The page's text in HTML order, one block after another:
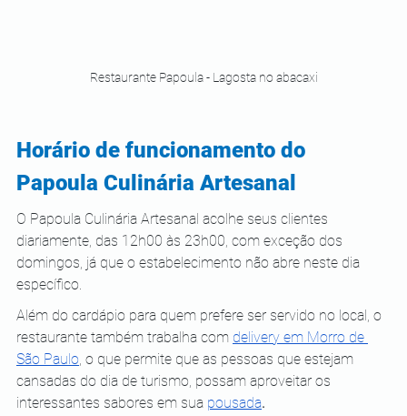
Restaurante Papoula - Lagosta no abacaxi
Horário de funcionamento do
Papoula Culinária Artesanal
O Papoula Culinária Artesanal acolhe seus clientes
diariamente, das 12h00 às 23h00, com exceção dos
domingos, já que o estabelecimento não abre neste dia
específico.
Além do cardápio para quem prefere ser servido no local, o
restaurante também trabalha com delivery em Morro de
São Paulo , o que permite que as pessoas que estejam
cansadas do dia de turismo, possam aproveitar os
interessantes sabores em sua pousada.